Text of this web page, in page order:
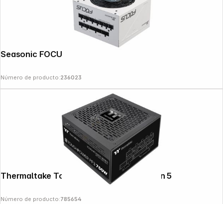
Seasonic FOCUS GX-1000 ATX 3.1
Número de producto:236023
Thermaltake Toughpower PF3 750W Gen 5
Número de producto:785654